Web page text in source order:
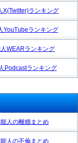
X(Twitter)ランキング
YouTubeランキング
WEARランキング
Podcastランキング
人の離婚まとめ
人の不倫まとめ